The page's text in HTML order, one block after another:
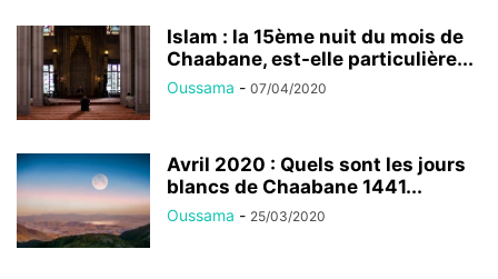
Islam : la 15ème nuit du mois de
Chaabane, est-elle particulière...
Oussama - 07/04/2020
Avril 2020 : Quels sont les jours
blancs de Chaabane 1441...
Oussama - 25/03/2020